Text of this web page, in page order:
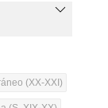
(XX-XXI)